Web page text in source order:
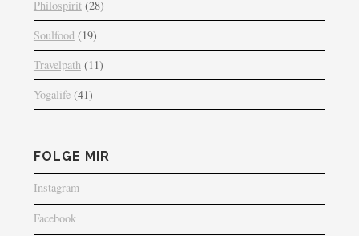
Philospirit (28)
Soulfood (19)
Travelpath (11)
Yogalife(41)
FOLGE MIR
Instagram
Facebook